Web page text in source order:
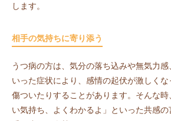
します。
相手の気持ちに寄り添う
うつ病の方は、気分の落ち込みや無気力
いった症状により、感情の起伏が激しく
傷ついたりすることがあります。そんな
い気持ち、よくわかるよ」といった共感